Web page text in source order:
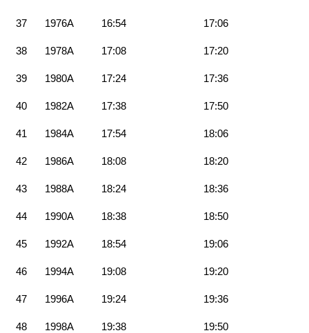
37 1976A 16:54 17:06
38 1978A 17:08 17:20
39 1980A 17:24 17:36
40 1982A 17:38 17:50
41 1984A 17:54 18:06
42 1986A 18:08 18:20
43 1988A 18:24 18:36
44 1990A 18:38 18:50
45 1992A 18:54 19:06
46 1994A 19:08 19:20
47 1996A 19:24 19:36
48 1998A 19:38 19:50